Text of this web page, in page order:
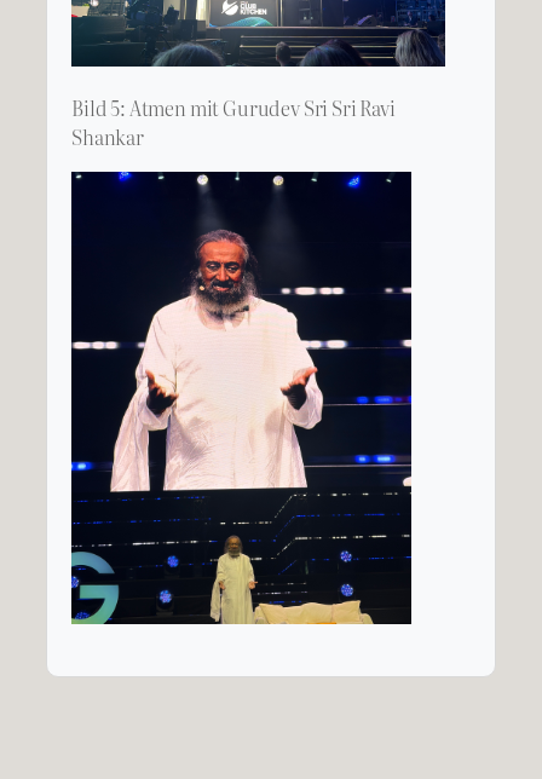
Bild 5: Atmen mit Gurudev Sri Sri Ravi
Shankar